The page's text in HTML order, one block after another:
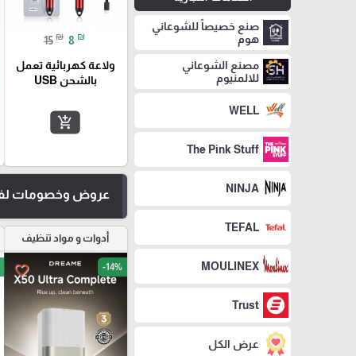
صنع خصيصاً للشوعاني
هوم
مصنع الشوعاني
للالمنيوم
WELL
The Pink Stuff
NINJA
TEFAL
MOULINEX
Trust
عرض الكل
15 ₪ 8 ₪
ولاعة كهربائية تعمل
بالشحن USB
add_shopping_cart
عروض وخصومات
أدوات و مواد تنظيف
favorite_border -14%